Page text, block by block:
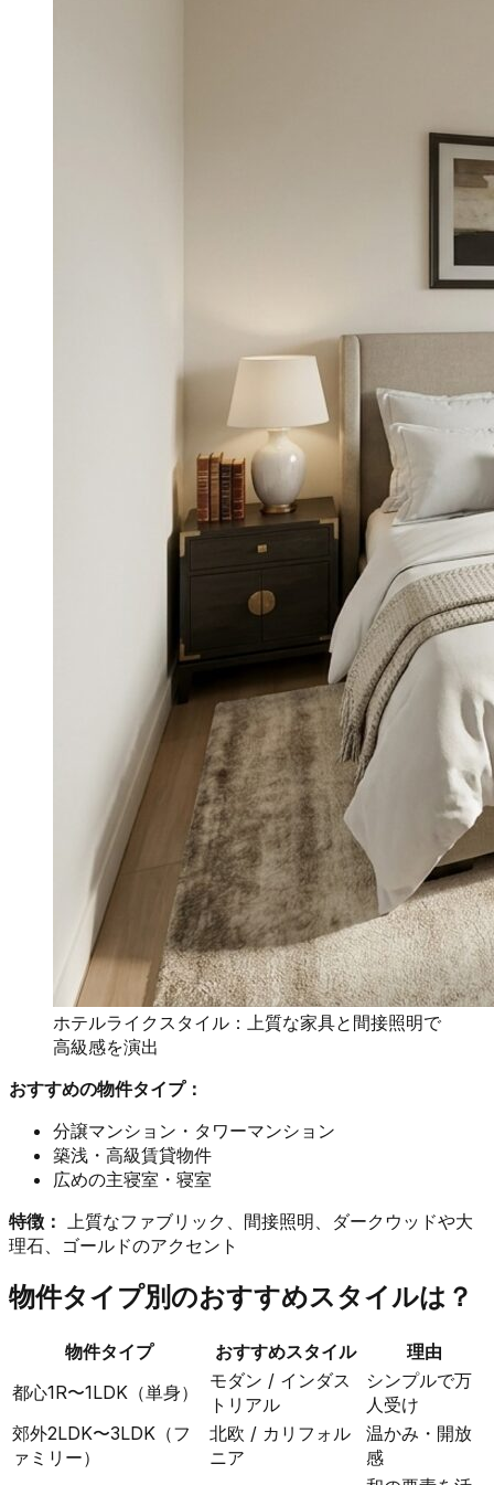
ホテルライクスタイル：上質な家具と間接照明で
高級感を演出
おすすめの物件タイプ：
分譲マンション・タワーマンション
築浅・高級賃貸物件
広めの主寝室・寝室
特徴：
上質なファブリック、間接照明、ダークウッドや大
理石、ゴールドのアクセント
物件タイプ別のおすすめスタイルは？
物件タイプ おすすめスタイル
理由
都心1R〜1LDK（単身）
モダン / インダス
トリアル
シンプルで万
人受け
郊外2LDK〜3LDK（フ
ァミリー）
北欧 / カリフォル
ニア
温かみ・開放
感